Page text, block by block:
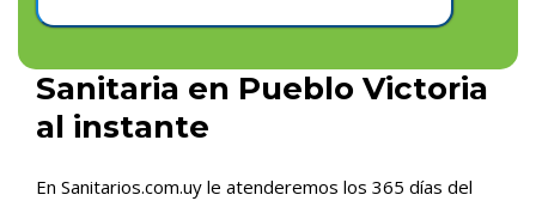
Sanitaria en Pueblo Victoria
al instante
En Sanitarios.com.uy le atenderemos los 365 días del